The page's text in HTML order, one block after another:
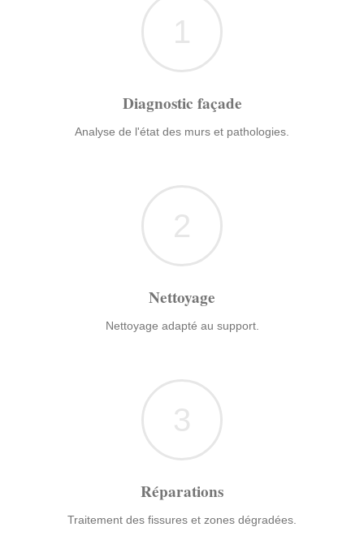
1
Diagnostic façade
Analyse de l'état des murs et pathologies.
2
Nettoyage
Nettoyage adapté au support.
3
Réparations
Traitement des fissures et zones dégradées.